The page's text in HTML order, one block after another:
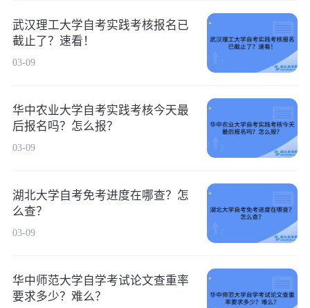
武汉理工大学自考实践考核报名已
截止了？速看！
03-09
华中农业大学自考实践考核今天最
后报名吗？怎么报？
03-09
湖北大学自考免考进度在哪查？怎
么查？
03-09
华中师范大学自学考试论文查重率
要求多少？难么？